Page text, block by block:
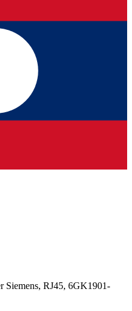
Siemens, RJ45, 6GK1901-